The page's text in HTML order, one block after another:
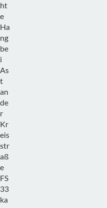
ht
e
Ha
ng
be
i
As
t
an
de
r
Kr
eis
str
aß
e
FS
33
ka